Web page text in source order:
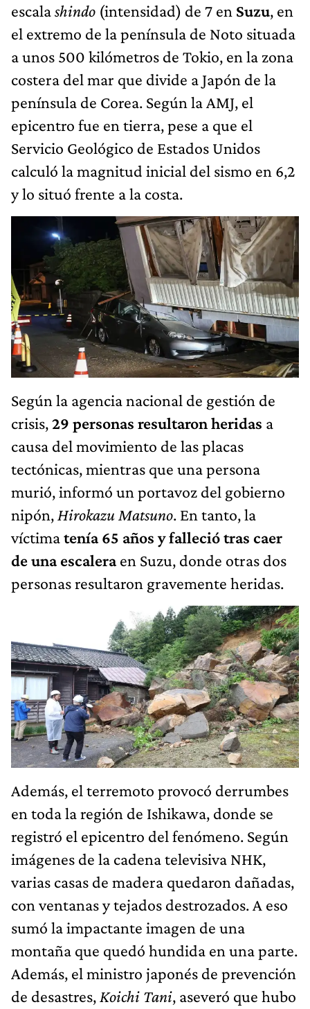
escalashindo (intensidad) de 7 en Suzu, en
el extremo de la península de Noto situada
a unos 500 kilómetros de Tokio, en la zona
costera del mar que divide a Japón de la
península de Corea. Según la AMJ, el
epicentro fue en tierra, pese a que el
Servicio Geológico de Estados Unidos
calculó la magnitud inicial del sismo en 6,2
y lo situó frente a la costa.
Según la agencia nacional de gestión de
crisis,29 personas resultaron heridas a
causa del movimiento de las placas
tectónicas, mientras que una persona
murió, informó un portavoz del gobierno
nipón, Hirokazu Matsuno. En tanto, la
víctimatenía 65 años y falleció tras caer
de una escaleraen Suzu, donde otras dos
personas resultaron gravemente heridas.
Además, el terremoto provocó derrumbes
en toda la región de Ishikawa, donde se
registró el epicentro del fenómeno. Según
imágenes de la cadena televisiva NHK,
varias casas de madera quedaron dañadas,
con ventanas y tejados destrozados. A eso
sumó la impactante imagen de una
montaña que quedó hundida en una parte.
Además, el ministro japonés de prevención
de desastres, Koichi Tani, aseveró que hubo